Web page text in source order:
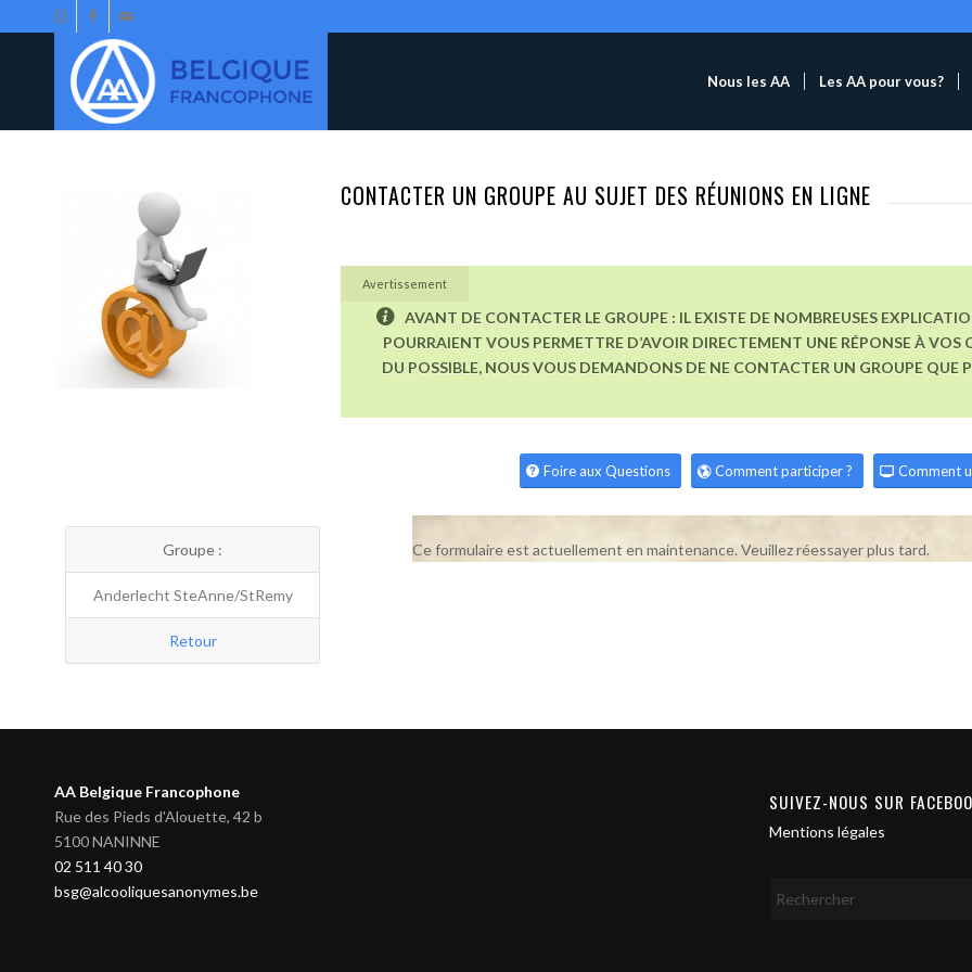
Nous les AA Les AA pour vous?
CONTACTER UN GROUPE AU SUJET DES RÉUNIONS EN LIGNE
Avertissement
AVANT DE CONTACTER LE GROUPE : IL EXISTE DE NOMBREUSES
POURRAIENT VOUS PERMETTRE D’AVOIR DIRECTEMENT UNE RÉPONSE À VOS
DU POSSIBLE, NOUS VOUS DEMANDONS DE NE CONTACTER UN GROUPE QUE
Foire aux Questions Comment participer ? Comment
Groupe :
Anderlecht SteAnne/StRemy
Retour
Ce formulaire est actuellement en maintenance. Veuillez réessayer plus tard.
AA Belgique Francophone
Rue des Pieds d'Alouette, 42 b
5100 NANINNE
02 511 40 30
bsg@alcooliquesanonymes.be
SUIVEZ-NOUS SUR
Mentions légales